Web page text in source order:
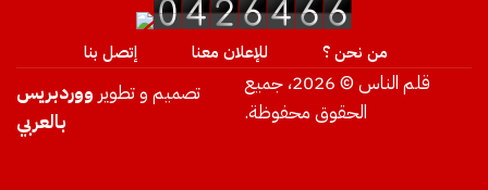
من نحن ؟ للإعلان معنا إتصل بنا
قلم الناس © 2026، جميع
الحقوق محفوظة.
تصميم و تطوير ووردبريس
بالعربي